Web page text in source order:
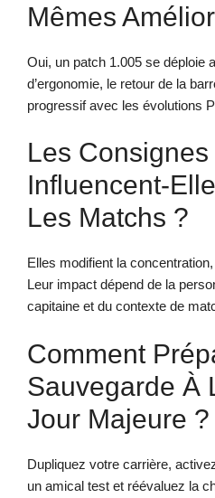
Mêmes
Oui, un patch 1.005 se déploie
d’ergonomie, le retour de la
progressif avec les évolutions
Les Consignes
Influencent-
Les Matchs ?
Elles modifient la
Leur impact dépend de la
capitaine et du contexte de
Comment
Sauvegarde À
Jour Majeure ?
Dupliquez votre carrière,
un amical test et réévaluez la